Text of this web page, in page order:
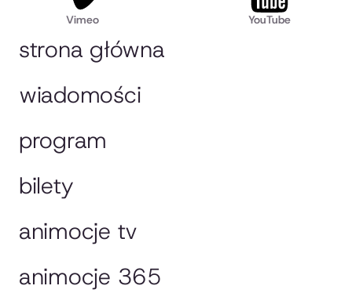
strona główna
wiadomości
program
bilety
animocje tv
animocje 365
Vimeo YouTube